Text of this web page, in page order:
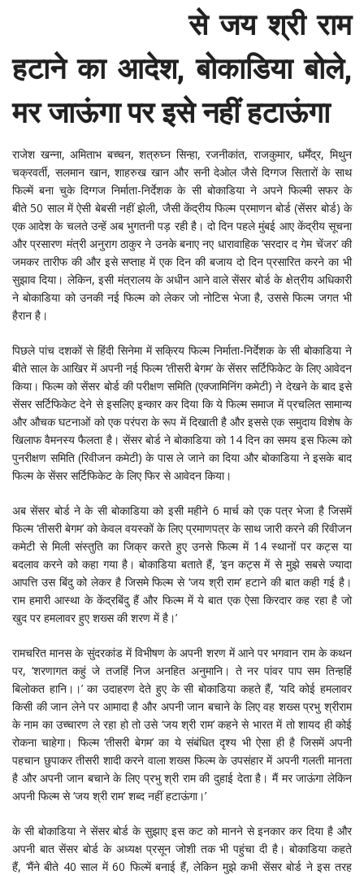
से जय श्री राम
हटाने का आदेश, बोकाडिया बोले,
मर जाऊंगा पर इसे नहीं हटाऊंगा
राजेश खन्ना, अमिताभ बच्चन, शत्रुघ्न सिन्हा, रजनीकांत, राजकुमार, धर्मेंद्र, मिथुन
चक्रवर्ती, सलमान खान, शाहरुख खान और सनी देओल जैसे दिग्गज सितारों के साथ
फिल्में बना चुके दिग्गज निर्माता-निर्देशक के सी बोकाडिया ने अपने फिल्मी सफर के
बीते 50 साल में ऐसी बेबसी नहीं झेली, जैसी केंद्रीय फिल्म प्रमाणन बोर्ड (सेंसर बोर्ड) के
एक आदेश के चलते उन्हें अब भुगतनी पड़ रही है। दो दिन पहले मुंबई आए केंद्रीय सूचना
और प्रसारण मंत्री अनुराग ठाकुर ने उनके बनाए नए धारावाहिक ‘सरदार द गेम चेंजर’ की
जमकर तारीफ की और इसे सप्ताह में एक दिन की बजाय दो दिन प्रसारित करने का भी
सुझाव दिया। लेकिन, इसी मंत्रालय के अधीन आने वाले सेंसर बोर्ड के क्षेत्रीय अधिकारी
ने बोकाडिया को उनकी नई फिल्म को लेकर जो नोटिस भेजा है, उससे फिल्म जगत भी
हैरान है।
पिछले पांच दशकों से हिंदी सिनेमा में सक्रिय फिल्म निर्माता-निर्देशक के सी बोकाडिया ने
बीते साल के आखिर में अपनी नई फिल्म ‘तीसरी बेगम’ के सेंसर सर्टिफिकेट के लिए आवेदन
किया। फिल्म को सेंसर बोर्ड की परीक्षण समिति (एक्जामिनिंग कमेटी) ने देखने के बाद इसे
सेंसर सर्टिफिकेट देने से इसलिए इन्कार कर दिया कि ये फिल्म समाज में प्रचलित सामान्य
और औचक घटनाओं को एक परंपरा के रूप में दिखाती है और इससे एक समुदाय विशेष के
खिलाफ वैमनस्य फैलता है। सेंसर बोर्ड ने बोकाडिया को 14 दिन का समय इस फिल्म को
पुनरीक्षण समिति (रिवीजन कमेटी) के पास ले जाने का दिया और बोकाडिया ने इसके बाद
फिल्म के सेंसर सर्टिफिकेट के लिए फिर से आवेदन किया।
अब सेंसर बोर्ड ने के सी बोकाडिया को इसी महीने 6 मार्च को एक पत्र भेजा है जिसमें
फिल्म ‘तीसरी बेगम’ को केवल वयस्कों के लिए प्रमाणपत्र के साथ जारी करने की रिवीजन
कमेटी से मिली संस्तुति का जिक्र करते हुए उनसे फिल्म में 14 स्थानों पर कट्स या
बदलाव करने को कहा गया है। बोकाडिया बताते हैं, ‘इन कट्स में से मुझे सबसे ज्यादा
आपत्ति उस बिंदु को लेकर है जिसमे फिल्म से ‘जय श्री राम’ हटाने की बात कही गई है।
राम हमारी आस्था के केंद्रबिंदु हैं और फिल्म में ये बात एक ऐसा किरदार कह रहा है जो
खुद पर हमलावर हुए शख्स की शरण में है।’
रामचरित मानस के सुंदरकांड में विभीषण के अपनी शरण में आने पर भगवान राम के कथन
पर, ‘शरणागत कहुं जे तजहिं निज अनहित अनुमानि। ते नर पांवर पाप सम तिन्हहिं
बिलोकत हानि।।’ का उदाहरण देते हुए के सी बोकाडिया कहते हैं, ‘यदि कोई हमलावर
किसी की जान लेने पर आमादा है और अपनी जान बचाने के लिए वह शख्स प्रभु श्रीराम
के नाम का उच्चारण ले रहा हो तो उसे ‘जय श्री राम’ कहने से भारत में तो शायद ही कोई
रोकना चाहेगा। फिल्म ‘तीसरी बेगम’ का ये संबंधित दृश्य भी ऐसा ही है जिसमें अपनी
पहचान छुपाकर तीसरी शादी करने वाला शख्स फिल्म के उपसंहार में अपनी गलती मानता
है और अपनी जान बचाने के लिए प्रभु श्री राम की दुहाई देता है। मैं मर जाऊंगा लेकिन
अपनी फिल्म से ‘जय श्री राम’ शब्द नहीं हटाऊंगा।’
के सी बोकाडिया ने सेंसर बोर्ड के सुझाए इस कट को मानने से इनकार कर दिया है और
अपनी बात सेंसर बोर्ड के अध्यक्ष प्रसून जोशी तक भी पहुंचा दी है। बोकाडिया कहते
हैं, ‘मैंने बीते 40 साल में 60 फिल्में बनाई हैं, लेकिन मुझे कभी सेंसर बोर्ड ने इस तरह